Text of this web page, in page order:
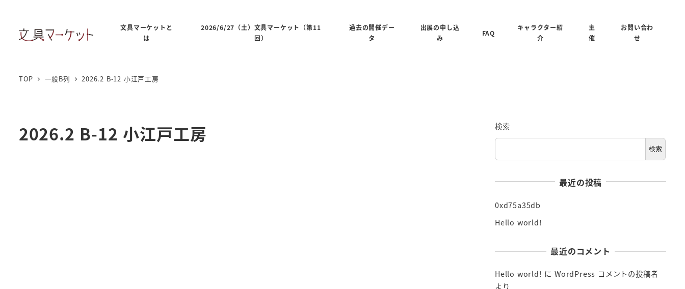
文具マーケットと
は
2026/6/27（土）文具マーケット（第11
回）
過去の開催デー
タ
出展の申し込
み
FAQ
キャラクター紹
介
主
催
お問い合わ
せ
TOP 一般B列 2026.2 B-12 小江戸工房
2026.2 B-12 小江戸工房 検索
検索
最近の投稿
0xd75a35db
Hello world!
最近のコメント
Hello world! にWordPress コメントの投稿者
より